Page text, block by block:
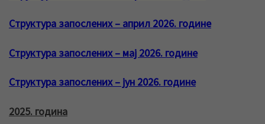
Структура запослених – април 2026. године
Структура запослених – мај 2026. године
Структура запослених – јун 2026. године
2025. година